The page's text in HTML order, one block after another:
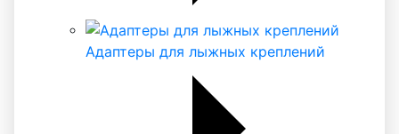
Адаптеры для лыжных креплений